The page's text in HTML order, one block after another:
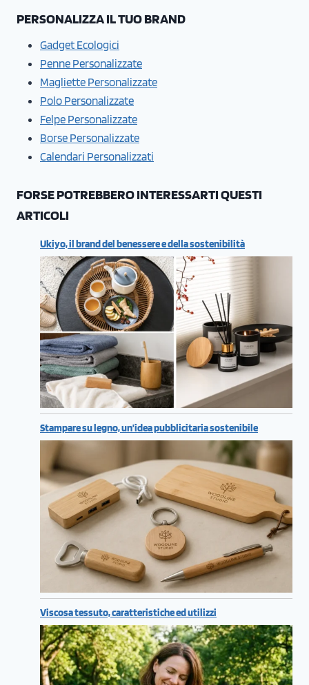
PERSONALIZZA IL TUO BRAND
Gadget Ecologici
Penne Personalizzate
Magliette Personalizzate
Polo Personalizzate
Felpe Personalizzate
Borse Personalizzate
Calendari Personalizzati
FORSE POTREBBERO INTERESSARTI QUESTI
ARTICOLI
Ukiyo, il brand del benessere e della sostenibilità
Stampare su legno, un’idea pubblicitaria sostenibile
Viscosa tessuto, caratteristiche ed utilizzi